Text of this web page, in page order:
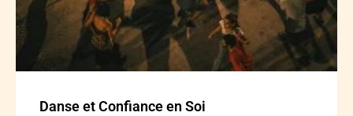
Danse et Confiance en Soi